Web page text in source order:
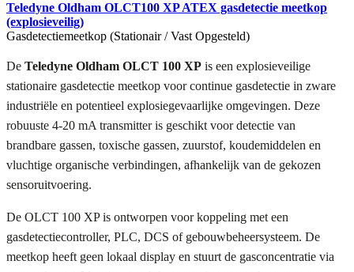
Teledyne Oldham OLCT100 XP ATEX gasdetectie meetkop
(explosieveilig)
Gasdetectiemeetkop (Stationair / Vast Opgesteld)
De Teledyne Oldham OLCT 100 XP is een explosieveilige
stationaire gasdetectie meetkop voor continue gasdetectie in zware
industriële en potentieel explosiegevaarlijke omgevingen. Deze
robuuste 4-20 mA transmitter is geschikt voor detectie van
brandbare gassen, toxische gassen, zuurstof, koudemiddelen en
vluchtige organische verbindingen, afhankelijk van de gekozen
sensoruitvoering.
De OLCT 100 XP is ontworpen voor koppeling met een
gasdetectiecontroller, PLC, DCS of gebouwbeheersysteem. De
meetkop heeft geen lokaal display en stuurt de gasconcentratie via